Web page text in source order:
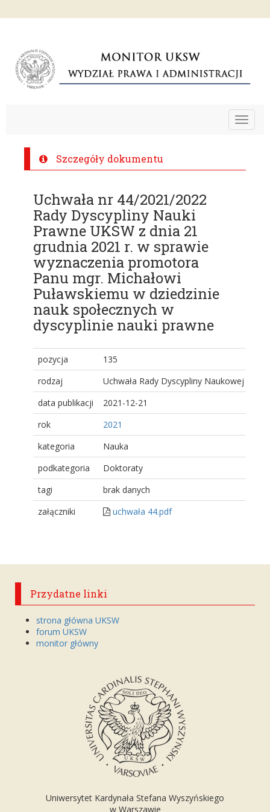
Toggle
Szczegóły dokumentu
Uchwała nr 44/2021/2022
Rady Dyscypliny Nauki
Prawne UKSW z dnia 21
grudnia 2021 r. w sprawie
wyznaczenia promotora
Panu mgr. Michałowi
Puławskiemu w dziedzinie
nauk społecznych w
dyscyplinie nauki prawne
pozycja
135
rodzaj
Uchwała Rady Dyscypliny Naukowej
data publikacji
2021-12-21
rok
2021
kategoria
Nauka
podkategoria
Doktoraty
tagi
brak danych
załączniki
uchwała 44.pdf
Przydatne linki
strona główna UKSW
forum UKSW
monitor główny
Uniwersytet Kardynała Stefana Wyszyńskiego
w Warszawie